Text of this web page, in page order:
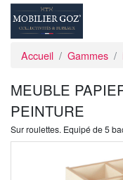
Accueil Gammes
MEUBLE
PEINTURE
Sur roulettes. Equipé de 5